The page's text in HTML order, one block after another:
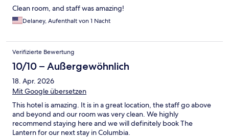
Clean room, and staff was amazing!
Delaney, Aufenthalt von 1 Nacht
Verifizierte Bewertung
10/10 – Außergewöhnlich
18. Apr. 2026
Mit Google übersetzen
This hotel is amazing. It is in a great location, the staff go above
and beyond and our room was very clean. We highly
recommend staying here and we will definitely book The
Lantern for our next stay in Columbia.